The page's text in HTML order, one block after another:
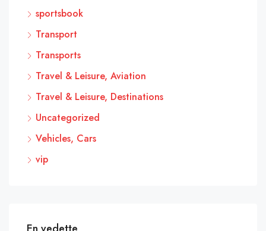
sportsbook
Transport
Transports
Travel & Leisure, Aviation
Travel & Leisure, Destinations
Uncategorized
Vehicles, Cars
vip